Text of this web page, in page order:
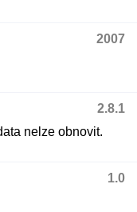
2007
2.8.1
nelze obnovit.
1.0